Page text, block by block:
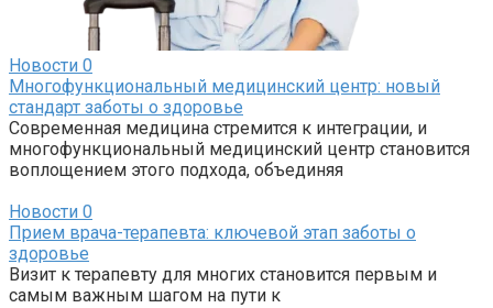
Новости 0
Многофункциональный медицинский центр: новый
стандарт заботы о здоровье
Современная медицина стремится к интеграции, и
многофункциональный медицинский центр становится
воплощением этого подхода, объединяя
Новости 0
Прием врача-терапевта: ключевой этап заботы о
здоровье
Визит к терапевту для многих становится первым и
самым важным шагом на пути к